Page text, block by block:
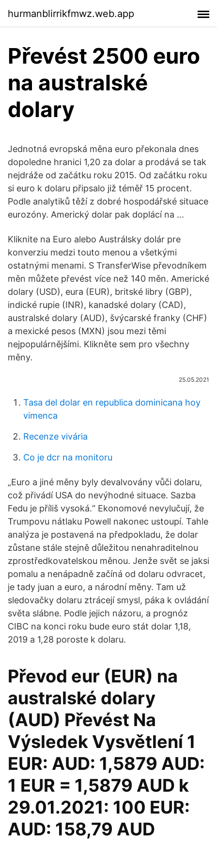
hurmanblirrikfmwz.web.app
Převést 2500 euro
na australské
dolary
Jednotná evropská měna euro překonala dnes
dopoledne hranici 1,20 za dolar a prodává se tak
nejdráže od začátku roku 2015. Od začátku roku
si euro k dolaru připsalo již téměř 15 procent.
Podle analytiků těží z dobré hospodářské situace
eurozóny. Americký dolar pak doplácí na …
Kliknite na Euro alebo Austrálsky dolár pre
konverziu medzi touto menou a všetkými
ostatnými menami. S TransferWise převodníkem
měn můžete převést více než 140 měn. Americké
dolary (USD), eura (EUR), britské libry (GBP),
indické rupie (INR), kanadské dolary (CAD),
australské dolary (AUD), švýcarské franky (CHF)
a mexické pesos (MXN) jsou mezi těmi
nejpopulárnějšími. Klikněte sem pro všechny
měny.
25.05.2021
Tasa del dolar en republica dominicana hoy
vimenca
Recenze vivária
Co je dcr na monitoru
„Euro a jiné měny byly devalvovány vůči dolaru,
což přivádí USA do nevýhodné situace. Sazba
Fedu je příliš vysoká.“ Ekonomové nevylučují, že
Trumpovu nátlaku Powell nakonec ustoupí. Tahle
analýza je postavená na předpokladu, že dolar
zůstane stále stejně důležitou nenahraditelnou
zprostředkovatelskou měnou. Jenže svět se jaksi
pomalu a nenápadně začíná od dolaru odvracet,
je tady juan a euro, a národní měny. Tam už
sledovačky dolaru ztrácejí smysl, páka k ovládání
světa slábne. Podle jejich názoru, a prognóz
CIBC na konci roku bude euro stát dolar 1,18,
2019 a 1,28 poroste k dolaru.
Převod eur (EUR) na
australské dolary
(AUD) Převést Na
Výsledek Vysvětlení 1
EUR: AUD: 1,5879 AUD:
1 EUR = 1,5879 AUD k
29.01.2021: 100 EUR:
AUD: 158,79 AUD